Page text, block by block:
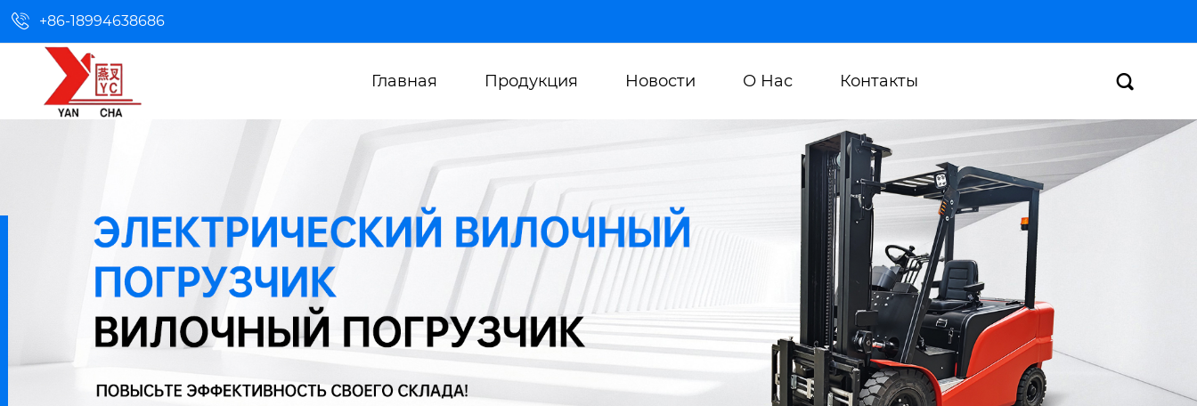
 +86-18994638686
Главная Продукция Новости О Нас Контакты 